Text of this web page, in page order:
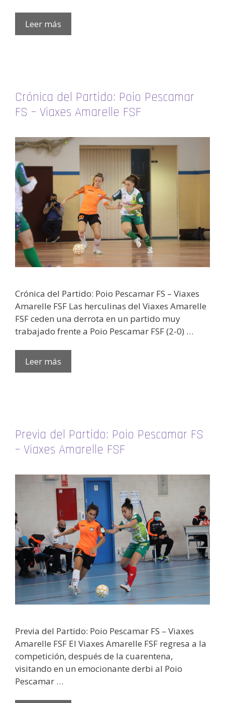
Leer más
Crónica del Partido: Poio Pescamar
FS – Viaxes Amarelle FSF
Crónica del Partido: Poio Pescamar FS – Viaxes
Amarelle FSF Las herculinas del Viaxes Amarelle
FSF ceden una derrota en un partido muy
trabajado frente a Poio Pescamar FSF (2-0) …
Leer más
Previa del Partido: Poio Pescamar FS
– Viaxes Amarelle FSF
Previa del Partido: Poio Pescamar FS – Viaxes
Amarelle FSF El Viaxes Amarelle FSF regresa a la
competición, después de la cuarentena,
visitando en un emocionante derbi al Poio
Pescamar …